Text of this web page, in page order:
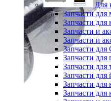
Для
Запчасти для
Запчасти
Запчасти и
Запчасти и
Запчасти
Запчасти
Запчасти для
Запчасти для
Запчасти
Запчасти